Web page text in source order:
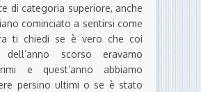
di categoria superiore, anche
cominciato a sentirsi come
ti chiedi se è vero che coi
dell’anno scorso eravamo
e quest’anno abbiamo
persino ultimi o se è stato